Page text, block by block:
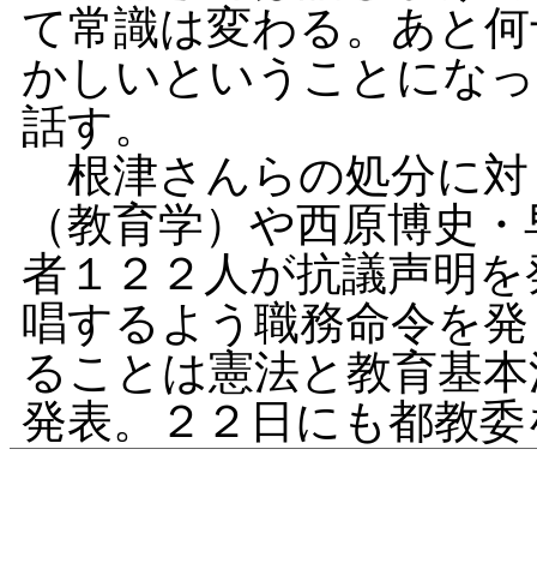
て常識は変わる。あと
かしいということにな
話す。
根津さんらの処分に対
（教育学）や西原博史
者１２２人が抗議声明
唱するよう職務命令を
ることは憲法と教育基
発表。２２日にも都教